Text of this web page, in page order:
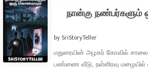
நான்கு நண்பர்களும்
by SriStoryTeller
மதுரையின் அழகர் கோவில்
பண்ணை வீடு, நள்ளிரவு மழையில்